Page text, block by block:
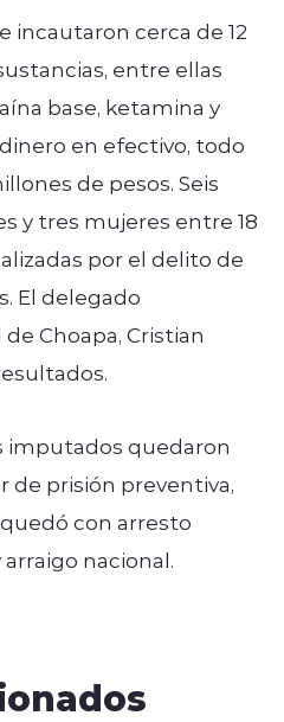
incautaron cerca de 12
entre ellas
base, ketamina y
en efectivo, todo
de pesos. Seis
y tres mujeres entre 18
por el delito de
El delegado
Choapa, Cristian
imputados quedaron
de prisión preventiva,
con arresto
nacional.